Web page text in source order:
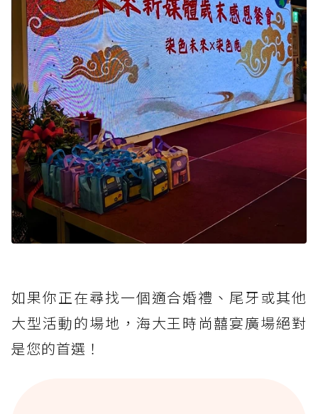
如果你正在尋找一個適合婚禮、尾牙或其他
大型活動的場地，海大王時尚囍宴廣場絕對
是您的首選！